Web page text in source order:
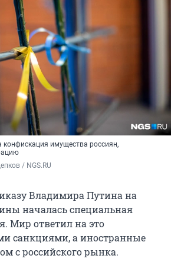
конфискация имущества россиян,
/ NGS.RU
Владимира Путина на
началась специальная
Мир ответил на это
санкциями, а иностранные
с российского рынка.